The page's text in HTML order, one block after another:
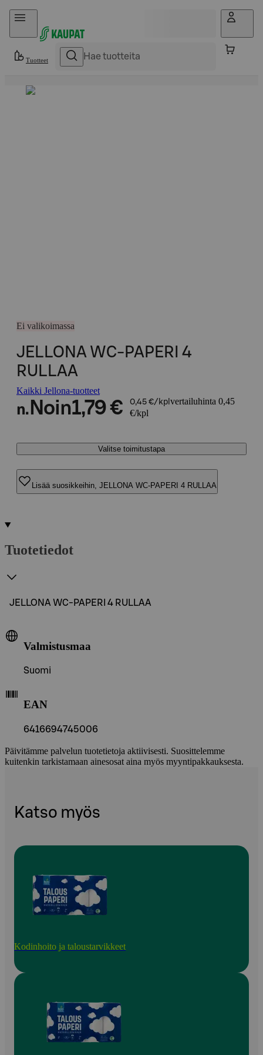
Hyppää sisältöön
Tuotteet
Ei valikoimassa
JELLONA WC-PAPERI 4
RULLAA
Kaikki Jellona-tuotteet
n. Noin1,79 € 0,45 €/kpl vertailuhinta 0,45
€/kpl
Valitse toimitustapa
Lisää suosikkeihin, JELLONA WC-PAPERI 4 RULLAA
Tuotetiedot
JELLONA WC-PAPERI 4 RULLAA
Valmistusmaa
Suomi
EAN
6416694745006
Päivitämme palvelun tuotetietoja aktiivisesti. Suosittelemme
kuitenkin tarkistamaan ainesosat aina myös myyntipakkauksesta.
Katso myös
Kodinhoito ja taloustarvikkeet